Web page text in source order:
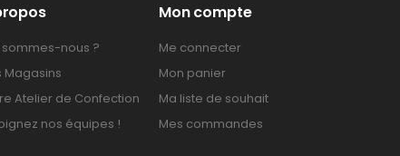
sommes-nous ?
Magasins
Atelier de Confection
nos équipes !
Mon compte
Me connecter
Mon panier
Ma liste de souhait
Mes commandes